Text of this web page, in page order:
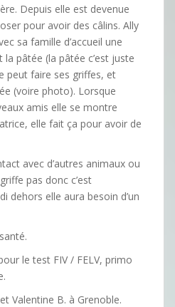
Depuis elle est devenue
pour avoir des câlins. Ally
sa famille d’accueil une
pâtée (la pâtée c’est juste
peut faire ses griffes, et
(voire photo). Lorsque
amis elle se montre
elle fait ça pour avoir de
avec d’autres animaux ou
pas donc c’est
dehors elle aura besoin d’un
le test FIV / FELV, primo
Valentine B. à Grenoble.